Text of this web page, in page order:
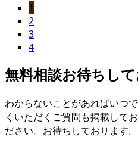
1
2
3
4
無料相談お待ちし
わからないことがあればいつ
くいただくご質問も掲載して
ださい。お待ちしております。